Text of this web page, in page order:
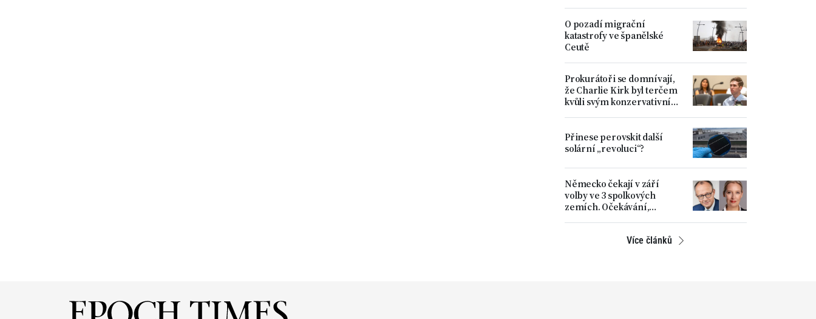
O pozadí migrační
katastrofy ve španělské
Ceutě
Prokurátoři se domnívají,
že Charlie Kirk byl terčem
kvůli svým konzervativním
Přinese perovskit další
solární „revoluci“?
Německo čekají v září
volby ve 3 spolkových
zemích. Očekávání,
Více článků